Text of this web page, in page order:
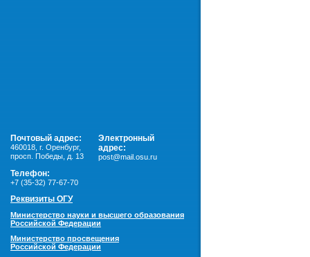
Почтовый адрес:
460018 г. Оренбург,
просп. Победы, д. 13
Электронный
адрес:
post@mail.osu.ru
Телефон:
+7 (35-32) 77-67-70
Реквизиты ОГУ
Министерство науки и высшего образования
Российской Федерации
Министерство просвещения
Российской Федерации